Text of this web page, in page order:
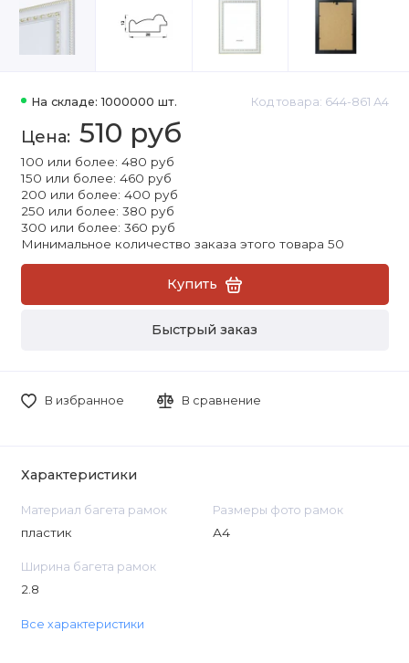
На складе: 1000000 шт. Код товара: 644-861 А4
510 руб
100 или более: 480 руб
150 или более: 460 руб
200 или более: 400 руб
250 или более: 380 руб
300 или более: 360 руб
Минимальное количество заказа этого товара 50
Купить
Быстрый заказ
В избранное В сравнение
Характеристики
Материал багета рамок
пластик
Размеры фото рамок
А4
Ширина багета рамок
2.8
Все характеристики